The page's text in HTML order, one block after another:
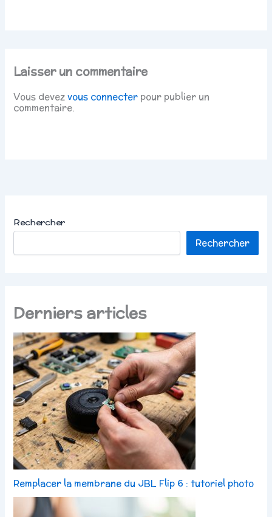
Laisser un commentaire
Vous devezvous connecter pour publier un
commentaire.
Rechercher
Rechercher
Derniers articles
Remplacer la membrane du JBL Flip 6 : tutoriel photo